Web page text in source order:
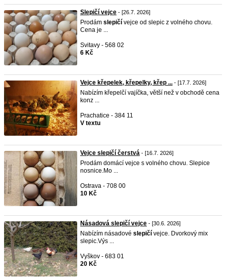
Slepičí vejce - [26.7. 2026]
Prodám slepičí vejce od slepic z volného chovu.
Cena je ...
Svitavy - 568 02
6 Kč
Vejce křepelek, křepelky, křep ... - [17.7. 2026]
Nabízím křepelčí vajíčka, větší než v obchodě cena
konz ...
Prachatice - 384 11
V textu
Vejce slepičí čerstvá - [16.7. 2026]
Prodám domácí vejce s volného chovu. Slepice
nosnice.Mo ...
Ostrava - 708 00
10 Kč
Násadová slepičí vejce - [30.6. 2026]
Nabízím násadové slepičí vejce. Dvorkový mix
slepic.Výs ...
Vyškov - 683 01
20 Kč